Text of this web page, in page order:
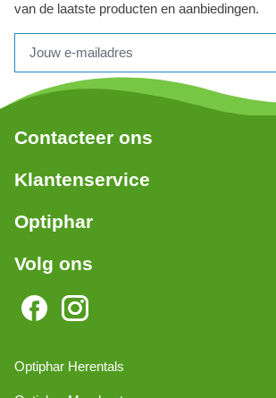
van de laatste producten en aanbiedingen.
Contacteer ons
Klantenservice
Optiphar
Volg ons
Optiphar Herentals